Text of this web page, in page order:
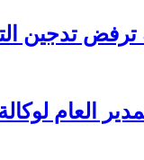
ترفض تدجين
العام